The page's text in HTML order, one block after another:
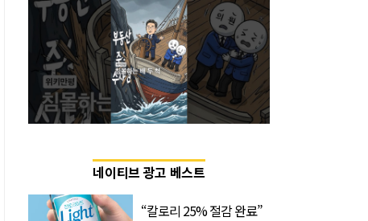
네이티브 광고 베스트
“칼로리 25% 절감 완료”